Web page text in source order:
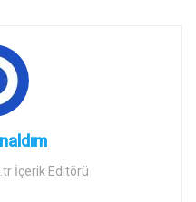
İçerik Editörü